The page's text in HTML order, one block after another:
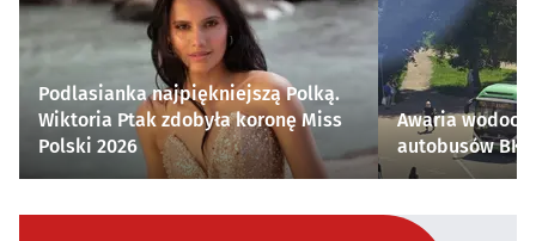
Podlasianka najpiękniejszą Polką.
Wiktoria Ptak zdobyła koronę Miss
Polski 2026
Awaria
autobusów